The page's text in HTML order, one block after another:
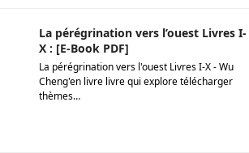
La pérégrination vers l’ouest Livres I-
X : [E-Book PDF]
La pérégrination vers l'ouest Livres I-X - Wu
Cheng'en livre livre qui explore télécharger
thèmes…